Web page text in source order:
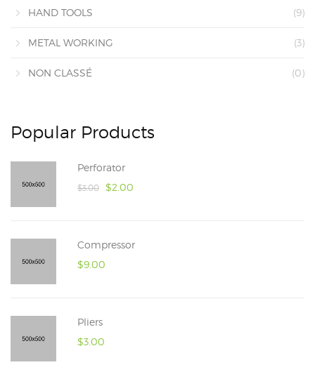
HAND TOOLS (9)
METAL WORKING (3)
NON CLASSÉ (0)
Popular Products
Perforator
$3.00 $2.00
Compressor
$9.00
Pliers
$3.00